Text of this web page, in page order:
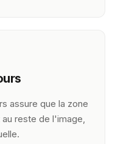
assure que la zone
reste de l'image,